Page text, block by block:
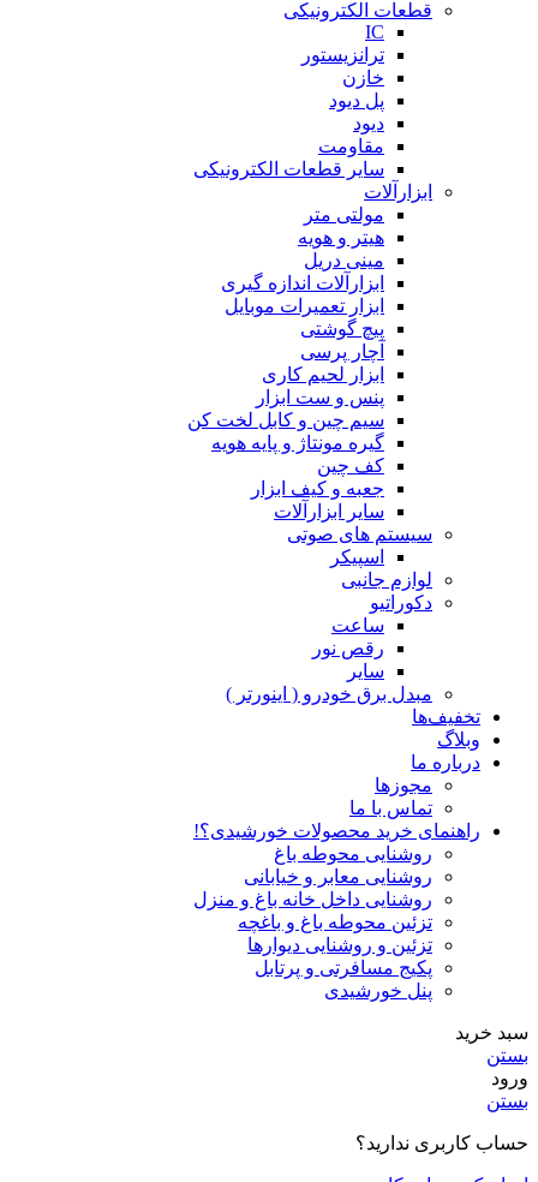
قطعات الکترونیکی
IC
ترانزیستور
خازن
پل دیود
دیود
مقاومت
سایر قطعات الکترونیکی
ابزارآلات
مولتی متر
هیتر و هویه
مینی دریل
ابزارآلات اندازه گیری
ابزار تعمیرات موبایل
پیچ گوشتی
آچار پرسی
ابزار لحیم کاری
پنس و ست ابزار
سیم چین و کابل لخت کن
گیره مونتاژ و پایه هویه
کف چین
جعبه و کیف ابزار
سایر ابزارآلات
سیستم های صوتی
اسپیکر
لوازم جانبی
دکوراتیو
ساعت
رقص نور
سایر
مبدل برق خودرو ( اینورتر )
تخفیف‌ها
وبلاگ
درباره ما
مجوزها
تماس با ما
راهنمای خرید محصولات خورشیدی؟!
روشنایی محوطه باغ
روشنایی معابر و خیابانی
روشنایی داخل خانه باغ و منزل
تزئین محوطه باغ و باغچه
تزئین و روشنایی دیوارها
پکیج مسافرتی و پرتابل
پنل خورشیدی
سبد خرید
بستن
ورود
بستن
حساب کاربری ندارید؟